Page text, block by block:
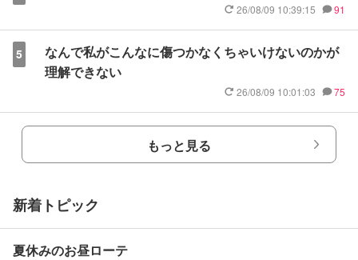
26/08/09 10:39:15 91
5
なんで私がこんなに傷つかなくちゃいけないのかが
理解できない
26/08/09 10:01:03 75
もっと見る
新着トピック
夏休みのお昼ローテ